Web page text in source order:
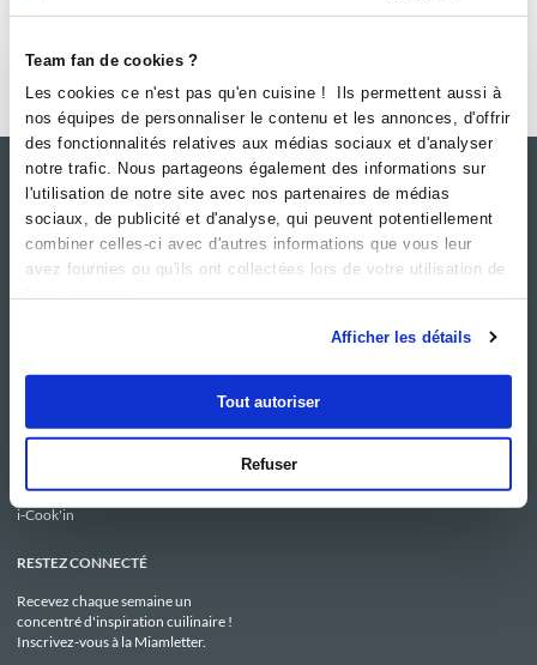
Team fan de cookies ?
Les cookies ce n'est pas qu'en cuisine ! Ils permettent aussi à
nos équipes de personnaliser le contenu et les annonces, d'offrir
des fonctionnalités relatives aux médias sociaux et d'analyser
notre trafic. Nous partageons également des informations sur
l'utilisation de notre site avec nos partenaires de médias
sociaux, de publicité et d'analyse, qui peuvent potentiellement
combiner celles-ci avec d'autres informations que vous leur
avez fournies ou qu'ils ont collectées lors de votre utilisation de
leurs services.
Afficher les détails
Tout autoriser
Refuser
NOS SITES
Club Guy Demarle
Be Save
i-Cook'in
SERVICE CONSO
Contactez-nous
C.G.U
Politique de confidentialité
Utilisation des Cookies
RESTEZ CONNECTÉ
Recevez chaque semaine un
concentré d'inspiration cuilinaire !
Inscrivez-vous à la Miamletter.